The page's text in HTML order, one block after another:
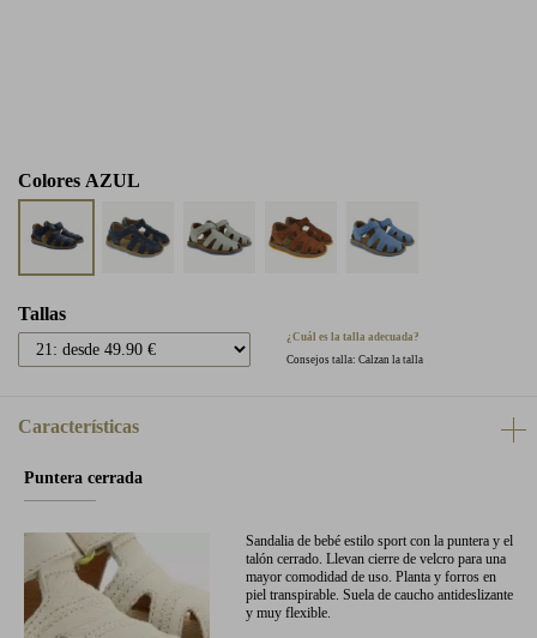
Colores AZUL
Tallas
¿Cuál es la talla adecuada?
Consejos talla: Calzan la talla
Características
Puntera cerrada
Sandalia de bebé estilo sport con la puntera y el
talón cerrado. Llevan cierre de velcro para una
mayor comodidad de uso. Planta y forros en
piel transpirable. Suela de caucho antideslizante
y muy flexible.